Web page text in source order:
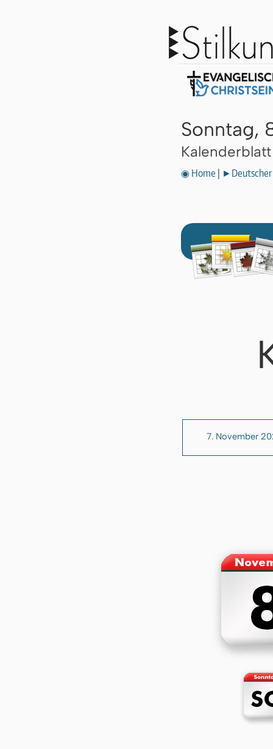
Sonntag,
◉ Home ►Deutscher
7. November